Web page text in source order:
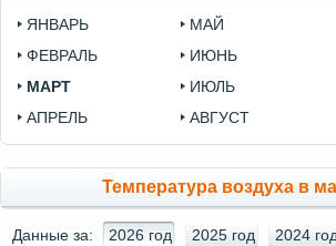
ЯНВАРЬ
ФЕВРАЛЬ
МАРТ
АПРЕЛЬ
МАЙ
ИЮНЬ
ИЮЛЬ
АВГУСТ
Температура воздуха в
Данные за: 2026 год 2025 год 2024